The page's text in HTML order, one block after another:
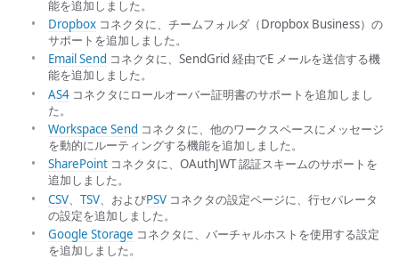
能を追加しました。
Dropbox コネクタに、チームフォルダ（Dropbox Business）の
サポートを追加しました。
Email Send コネクタに、SendGrid 経由でE メールを送信する機
能を追加しました。
AS4 コネクタにロールオーバー証明書のサポートを追加しまし
た。
Workspace Send コネクタに、他のワークスペースにメッセージ
を動的にルーティングする機能を追加しました。
SharePoint コネクタに、OAuthJWT 認証スキームのサポートを
追加しました。
CSV、 TSV、およびPSV コネクタの設定ページに、行セパレータ
の設定を追加しました。
Google Storage コネクタに、バーチャルホストを使用する設定
を追加しました。